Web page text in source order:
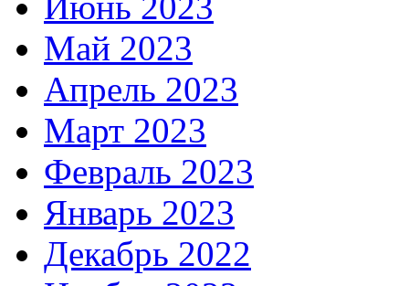
Май 2023
Апрель 2023
Март 2023
Февраль 2023
Январь 2023
Декабрь 2022